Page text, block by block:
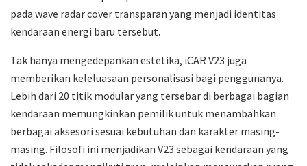
pada wave radar cover transparan yang menjadi identitas
kendaraan energi baru tersebut.
Tak hanya mengedepankan estetika, iCAR V23 juga
memberikan keleluasaan personalisasi bagi penggunanya.
Lebih dari 20 titik modular yang tersebar di berbagai bagian
kendaraan memungkinkan pemilik untuk menambahkan
berbagai aksesori sesuai kebutuhan dan karakter masing-
masing. Filosofi ini menjadikan V23 sebagai kendaraan yang